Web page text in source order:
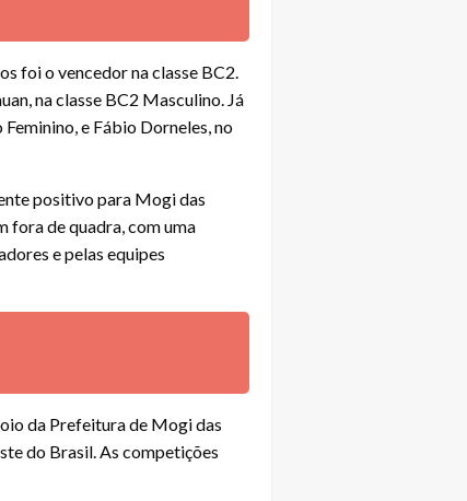
foi o vencedor na classe BC2.
na classe BC2 Masculino. Já
e Fábio Dorneles, no
positivo para Mogi das
fora de quadra, com uma
e pelas equipes
da Prefeitura de Mogi das
do Brasil. As competições